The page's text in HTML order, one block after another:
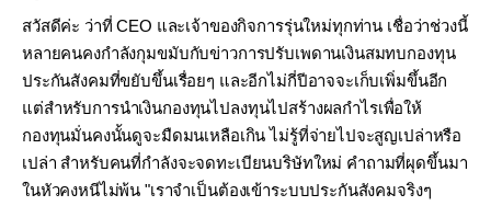
สวัสดีค่ะ ว่าที่ CEO และเจ้าของกิจการรุ่นใหม่ทุกท่าน เชื่อว่าช่วงนี้
หลายคนคงกำลังกุมขมับกับข่าวการปรับเพดานเงินสมทบกองทุน
ประกันสังคมที่ขยับขึ้นเรื่อยๆ และอีกไม่กี่ปีอาจจะเก็บเพิ่มขึ้นอีก
แต่สำหรับการนำเงินกองทุนไปลงทุนไปสร้างผลกำไรเพื่อให้
กองทุนมั่นคงนั้นดูจะมืดมนเหลือเกิน ไม่รู้ที่จ่ายไปจะสูญเปล่าหรือ
เปล่า สำหรับคนที่กำลังจะจดทะเบียนบริษัทใหม่ คำถามที่ผุดขึ้นมา
ในหัวคงหนีไม่พ้น "เราจำเป็นต้องเข้าระบบประกันสังคมจริงๆ